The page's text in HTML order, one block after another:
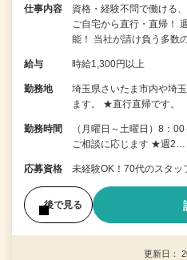
仕事内容
資格・経験不問で働ける
ご自宅から直行・直帰！
能！ 当社が請け負う多数
給与 時給1,300円以上
勤務地
埼玉県さいたま市内や埼
ます。 ★直行直帰です。
勤務時間
（月曜日～土曜日）8：
ご相談に応じます ★週2…
応募資格 未経験OK！70代のスタッ
後で見る
更新日：